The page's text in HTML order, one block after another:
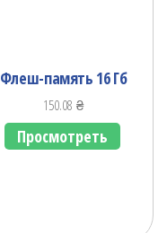
Флеш-память 16 Гб
150.08₴
Просмотреть